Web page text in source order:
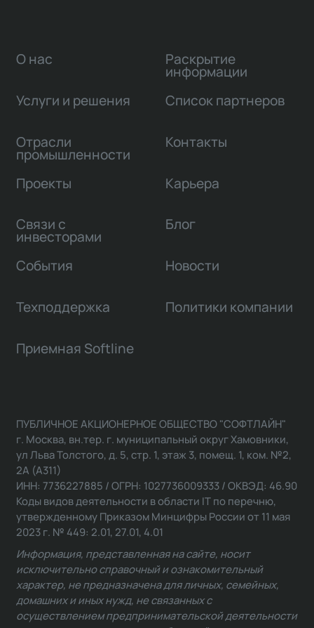
О нас
Услуги и решения
Отрасли
промышленности
Проекты
Связи с
инвесторами
Раскрытие
информации
Список партнеров
Контакты
Карьера
Блог
События Новости
Техподдержка Политики компании
Приемная Softline
ПУБЛИЧНОЕ АКЦИОНЕРНОЕ ОБЩЕСТВО "СОФТЛАЙН"
г. Москва, вн.тер. г. муниципальный округ Хамовники,
ул Льва Толстого, д. 5, стр. 1, этаж 3, помещ. 1, ком. №2,
2А (А311)
ИНН: 7736227885 / ОГРН: 1027736009333 / ОКВЭД: 46.90
Коды видов деятельности в области IT по перечню,
утвержденному Приказом Минцифры России от 11 мая
2023 г. № 449: 2.01, 27.01, 4.01
Информация, представленная на сайте, носит
исключительно справочный и ознакомительный
характер, не предназначена для личных, семейных,
домашних и иных нужд, не связанных с
осуществлением предпринимательской деятельности